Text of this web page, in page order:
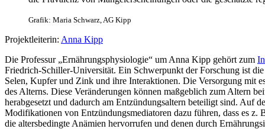
Grafik: Maria Schwarz, AG Kipp
Projektleiterin: Anna Kipp
Die Professur „Ernährungsphysiologie“ um Anna Kipp gehört zum
Friedrich-Schiller-Universität. Ein Schwerpunkt der Forschung ist
Selen, Kupfer und Zink und ihre Interaktionen. Die Versorgung mit
des Alterns. Diese Veränderungen können maßgeblich zum Altern
herabgesetzt und dadurch am Entzündungsaltern beteiligt sind. Auf
Modifikationen von Entzündungs­mediatoren dazu führen, dass es z.
die altersbedingte Anämien hervorrufen und denen durch